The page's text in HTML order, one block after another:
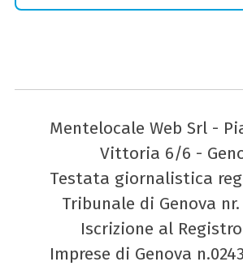
Mentelocale Web Srl -
Vittoria 6/6 -
Testata giornalistica
Tribunale di Genova nr.
Iscrizione al
Imprese di Genova